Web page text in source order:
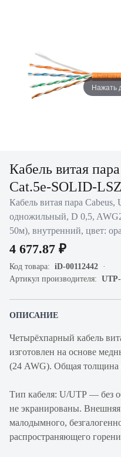
Нажать
Кабель витая
Cat.5e-SOLID-
Кабель витая пара Cabeus,
одножильный, D 0,5,
50м), внутренний, цвет:
4 677.87 ₽
Код товара: iD-00112442
Артикул производителя:
ОПИСАНИЕ
Четырёхпарный кабель
изготовлен на основе
(24 AWG). Общая толщина
Тип кабеля: U/UTP — без
не экранированы.
малодымного,
распространяющего